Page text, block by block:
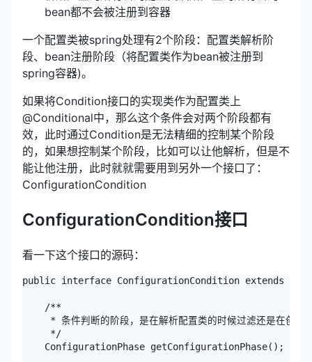
bean都不会被注册到容器
一个配置类被spring处理有2个阶段：配置类解析阶
段、bean注册阶段（将配置类作为bean被注册到
spring容器)。
如果将Condition接口的实现类作为配置类上
@Conditional中，那么这个条件会对两个阶段都有
效，此时通过Condition是无法精细的控制某个阶段
的，如果想控制某个阶段，比如可以让他解析，但是不
能让他注册，此时就就需要用到另外一个接口了：
ConfigurationCondition
ConfigurationCondition接口
看一下这个接口的源码：
public interface ConfigurationCondition extends
/**
* 条件判断的阶段，是在解析配置类的时候过滤还是在创建
*/
ConfigurationPhase getConfigurationPhase();